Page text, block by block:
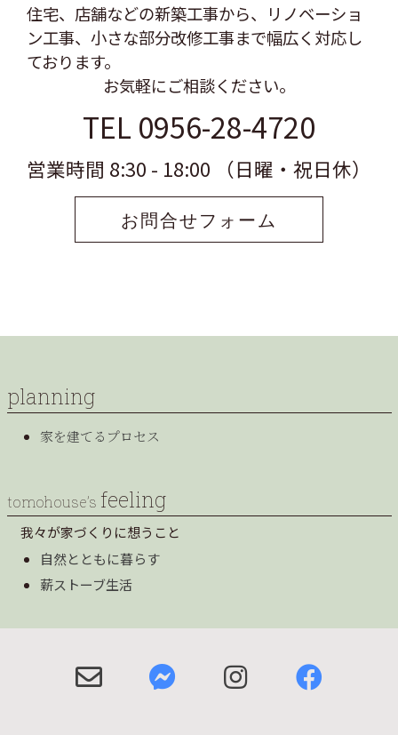
住宅、店舗などの新築工事から、リノベーショ
ン工事、 小さな部分改修工事まで幅広く対応し
ております。
お気軽にご相談ください。
TEL 0956-28-4720
営業時間 8:30 - 18:00 （日曜・祝日休）
お問合せフォーム
planning
家を建てるプロセス
tomohouse’s feeling
我々が家づくりに想うこと
自然とともに暮らす
薪ストーブ生活